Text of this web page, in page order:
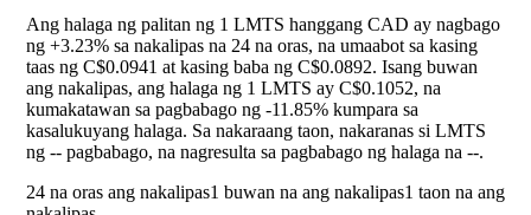
Ang halaga ng palitan ng 1 LMTS hanggang CAD ay nagbago
ng +3.23% sa nakalipas na 24 na oras, na umaabot sa kasing
taas ng C$0.0941 at kasing baba ng C$0.0892. Isang buwan
ang nakalipas, ang halaga ng 1 LMTS ay C$0.1052, na
kumakatawan sa pagbabago ng -11.85% kumpara sa
kasalukuyang halaga. Sa nakaraang taon, nakaranas si LMTS
ng -- pagbabago, na nagresulta sa pagbabago ng halaga na --.
24 na oras ang nakalipas1 buwan na ang nakalipas1 taon na ang